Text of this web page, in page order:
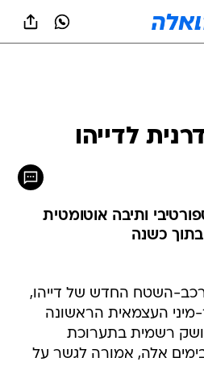
לדייהו
ותיבה אוטומטית
בתוך כשנה
השטח החדש של דייהו,
מיני העצמאית הראשונה
רשמית בתערוכת
אלה, אמורה לגשר על